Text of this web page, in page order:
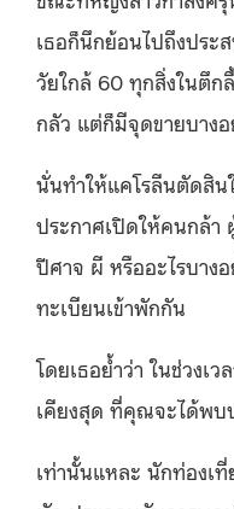
เธอก็นึกย้อนไปถึงปร
วัยใกล้ 60 ทุกสิ่งในตึ
กลัว แต่ก็มีจุดขายบางอ
นั่นทำให้แคโรลีนตัดสิน
ประกาศเปิดให้คนกล้
ปีศาจ ผี หรืออะไรบาง
ทะเบียนเข้าพักกัน
โดยเธอย้ำว่า ในช่วงเ
เคียงสุด ที่คุณจะได้พ
เท่านั้นแหละ นักท่องเที่